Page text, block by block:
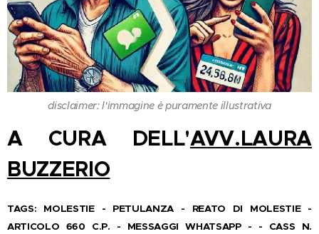
disclaimer: l'immagine è puramente illustrativa
A CURA DELL'AVV.LAURA
BUZZERIO
TAGS: MOLESTIE - PETULANZA - REATO DI MOLESTIE -
ARTICOLO 660 C.P. - MESSAGGI WHATSAPP - - CASS N.